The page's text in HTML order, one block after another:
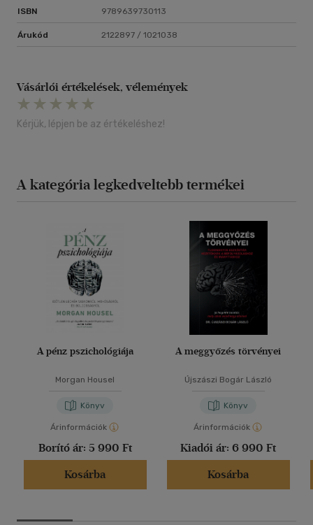
ISBN 9789639730113
Árukód 2122897 / 1021038
Vásárlói értékelések, vélemények
Kérjük, lépjen be az értékeléshez!
A kategória legkedveltebb termékei
A pénz pszichológiája
Morgan Housel
Könyv
Árinformációk
Borító ár: 5 990 Ft
Kosárba
A meggyőzés törvényei
Újszászi Bogár László
Könyv
Árinformációk
Kiadói ár: 6 990 Ft
Kosárba